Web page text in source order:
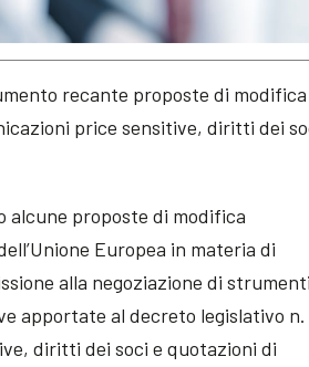
recante proposte di modifica
price sensitive, diritti dei
alcune proposte di modifica
Europea in materia di
alla negoziazione di strumenti
apportate al decreto legislativo n.
diritti dei soci e quotazioni di